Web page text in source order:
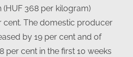
(HUF 368 per kilogram)
cent. The domestic producer
by 19 per cent and of
per cent in the first 10 weeks